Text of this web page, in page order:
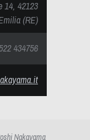
14, 42123
(RE)
434756
Nakayama